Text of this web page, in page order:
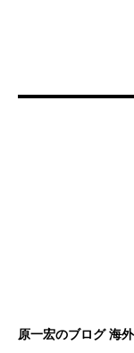
原一宏のブログ 海